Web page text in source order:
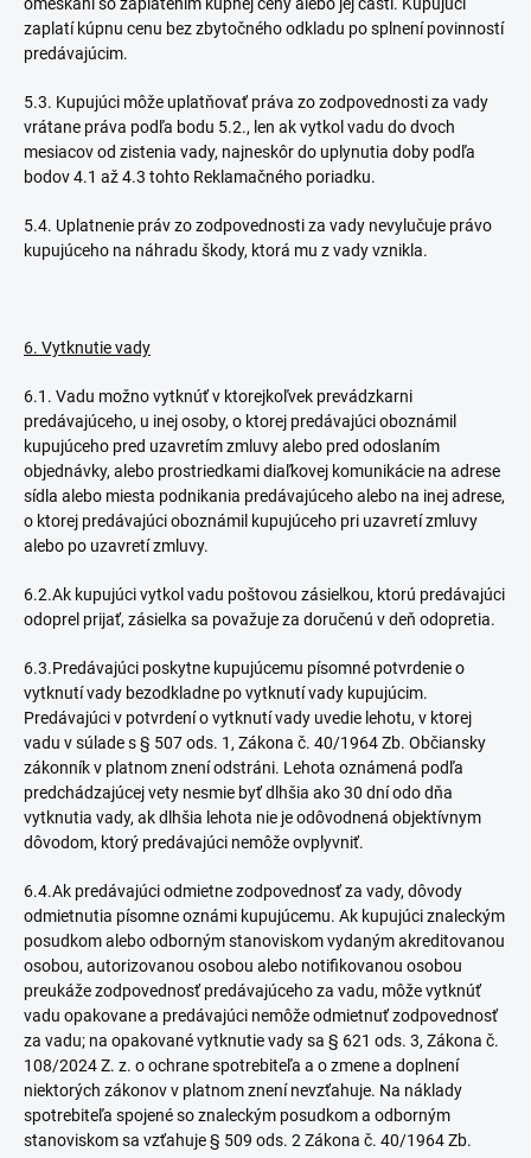
zaplatí kúpnu cenu bez zbytočného odkladu po splnení povinností
predávajúcim.
5.3. Kupujúci môže uplatňovať práva zo zodpovednosti za vady
vrátane práva podľa bodu 5.2., len ak vytkol vadu do dvoch
mesiacov od zistenia vady, najneskôr do uplynutia doby podľa
bodov 4.1 až 4.3 tohto Reklamačného poriadku.
5.4. Uplatnenie práv zo zodpovednosti za vady nevylučuje právo
kupujúceho na náhradu škody, ktorá mu z vady vznikla.
6. Vytknutie vady
6.1. Vadu možno vytknúť v ktorejkoľvek prevádzkarni
predávajúceho, u inej osoby, o ktorej predávajúci oboznámil
kupujúceho pred uzavretím zmluvy alebo pred odoslaním
objednávky, alebo prostriedkami diaľkovej komunikácie na adrese
sídla alebo miesta podnikania predávajúceho alebo na inej adrese,
o ktorej predávajúci oboznámil kupujúceho pri uzavretí zmluvy
alebo po uzavretí zmluvy.
6.2.Ak kupujúci vytkol vadu poštovou zásielkou, ktorú predávajúci
odoprel prijať, zásielka sa považuje za doručenú v deň odopretia.
6.3.Predávajúci poskytne kupujúcemu písomné potvrdenie o
vytknutí vady bezodkladne po vytknutí vady kupujúcim.
Predávajúci v potvrdení o vytknutí vady uvedie lehotu, v ktorej
vadu v súlade s § 507 ods. 1, Zákona č. 40/1964 Zb. Občiansky
zákonník v platnom znení odstráni. Lehota oznámená podľa
predchádzajúcej vety nesmie byť dlhšia ako 30 dní odo dňa
vytknutia vady, ak dlhšia lehota nie je odôvodnená objektívnym
dôvodom, ktorý predávajúci nemôže ovplyvniť.
6.4.Ak predávajúci odmietne zodpovednosť za vady, dôvody
odmietnutia písomne oznámi kupujúcemu. Ak kupujúci znaleckým
posudkom alebo odborným stanoviskom vydaným akreditovanou
osobou, autorizovanou osobou alebo notifikovanou osobou
preukáže zodpovednosť predávajúceho za vadu, môže vytknúť
vadu opakovane a predávajúci nemôže odmietnuť zodpovednosť
za vadu; na opakované vytknutie vady sa § 621 ods. 3, Zákona č.
108/2024 Z. z. o ochrane spotrebiteľa a o zmene a doplnení
niektorých zákonov v platnom znení nevzťahuje. Na náklady
spotrebiteľa spojené so znaleckým posudkom a odborným
stanoviskom sa vzťahuje § 509 ods. 2 Zákona č. 40/1964 Zb.